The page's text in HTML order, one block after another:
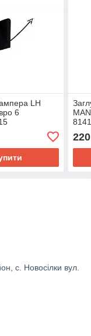
LH
6
220
с. Новосілки вул.